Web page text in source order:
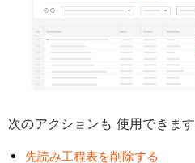
次のアクションも使用できます
先読み工程表を削除する